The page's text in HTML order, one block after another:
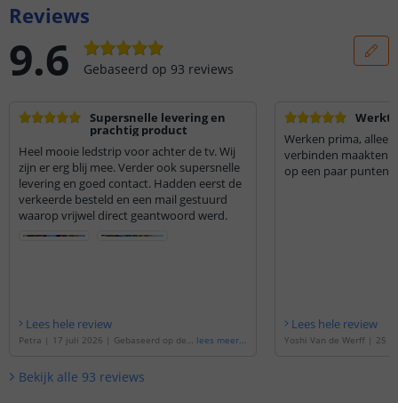
Reviews
9.6 Gebaseerd op 93 reviews
Supersnelle levering en
prachtig product
Heel mooie ledstrip voor achter de tv. Wij
zijn er erg blij mee. Verder ook supersnelle
levering en goed contact. Hadden eerst de
verkeerde besteld en een mail gestuurd
waarop vrijwel direct geantwoord werd.
Lees hele review
Petra | 17 juli 2026 | Gebaseerd op de lees meer...
Werkt
Werken prima,
verbinden maakten
op een paar punten
Lees hele review
Yoshi Van de Werff| 25
Bekijk alle 93 reviews